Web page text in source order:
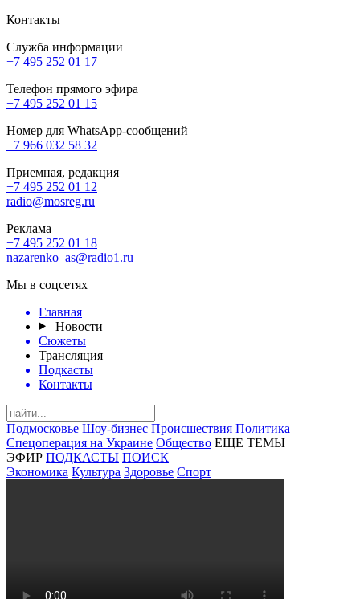
Контакты
Служба информации
+7 495 252 01 17
Телефон прямого эфира
+7 495 252 01 15
Номер для WhatsApp-сообщений
+7 966 032 58 32
Приемная, редакция
+7 495 252 01 12
radio@mosreg.ru
Реклама
+7 495 252 01 18
nazarenko_as@radio1.ru
Мы в соцсетях
Главная
Новости
Сюжеты
Трансляция
Подкасты
Контакты
Подмосковье Шоу-бизнес Происшествия Политика
Спецоперация на Украине Общество ЕЩЕ ТЕМЫ
ЭФИР ПОДКАСТЫ ПОИСК
Экономика Культура Здоровье Спорт